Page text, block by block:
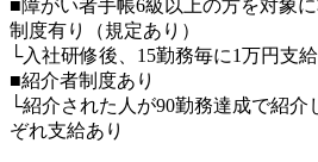
■障がい者手帳6級以上の方を対象
制度有り（規定あり）
└入社研修後、15勤務毎に1万円支給
■紹介者制度あり
└紹介された人が90勤務達成で紹
ぞれ支給あり